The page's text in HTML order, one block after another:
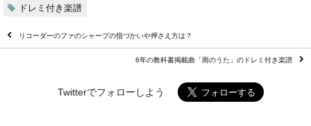
ドレミ付き楽譜
リコーダーのファのシャープの指づかいや押さえ方は？
6年の教科書掲載曲「雨のうた」のドレミ付き楽譜
Twitterでフォローしよう